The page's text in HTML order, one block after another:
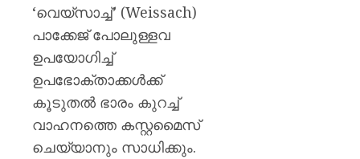
‘വെയ്‌സാച്ച്’ (Weissach)
പാക്കേജ് പോലുള്ളവ
ഉപയോഗിച്ച്
ഉപഭോക്താക്കൾക്ക്
കൂടുതൽ ഭാരം കുറച്ച്
വാഹനത്തെ കസ്റ്റമൈസ്
ചെയ്യാനും സാധിക്കും.